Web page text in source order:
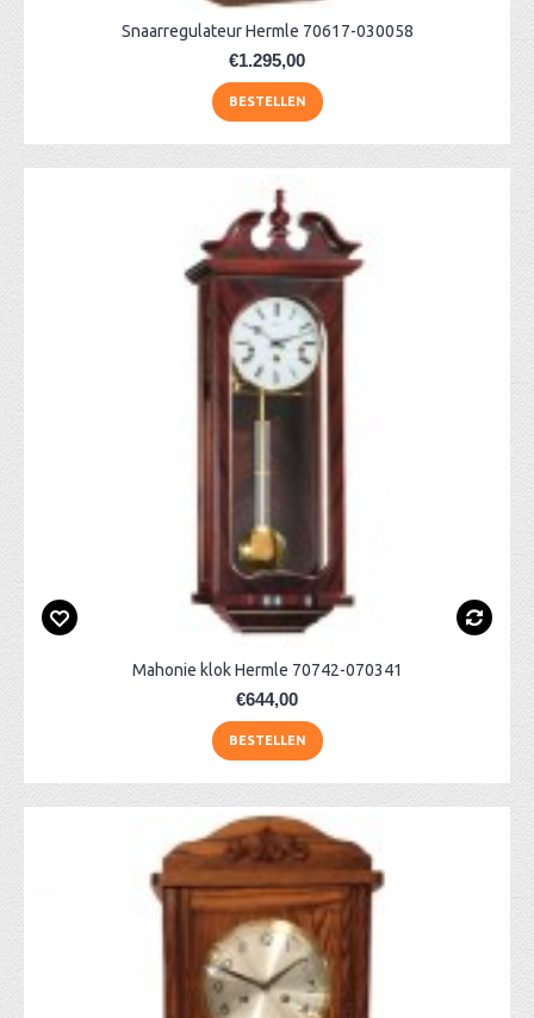
Snaarregulateur Hermle 70617-030058
€1.295,00
BESTELLEN
Mahonie klok Hermle 70742-070341
€644,00
BESTELLEN